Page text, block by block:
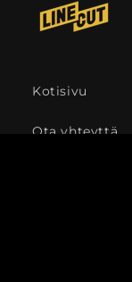
Kotisivu
Ota yhteyttä